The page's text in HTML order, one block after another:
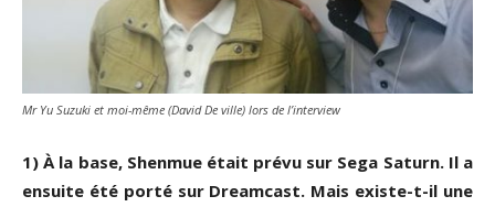
Mr Yu Suzuki et moi-même (David De ville) lors de l’interview
1) À la base, Shenmue était prévu sur Sega Saturn. Il a
ensuite été porté sur Dreamcast. Mais existe-t-il une